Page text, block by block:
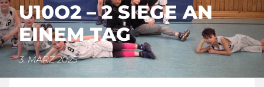
U10O2 – 2 SIEGE AN
EINEM TAG
3. MÄRZ 2025